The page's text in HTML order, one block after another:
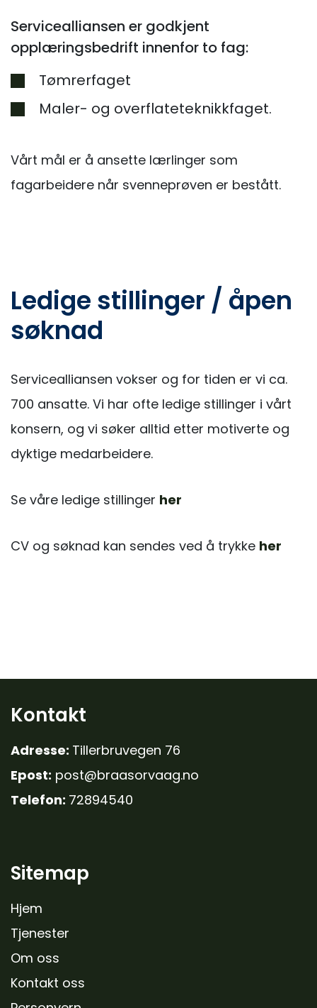
Servicealliansen er godkjent
opplæringsbedrift innenfor to fag:
Tømrerfaget
Maler- og overflateteknikkfaget.
Vårt mål er å ansette lærlinger som
fagarbeidere når svenneprøven er bestått.
Ledige stillinger / åpen
søknad
Servicealliansen vokser og for tiden er vi ca.
700 ansatte. Vi har ofte ledige stillinger i vårt
konsern, og vi søker alltid etter motiverte og
dyktige medarbeidere.
Se våre ledige stillinger her
CV og søknad kan sendes ved å trykke her
Kontakt
Adresse: Tillerbruvegen 76
Epost: post@braasorvaag.no
Telefon: 72894540
Sitemap
Hjem
Tjenester
Om oss
Kontakt oss